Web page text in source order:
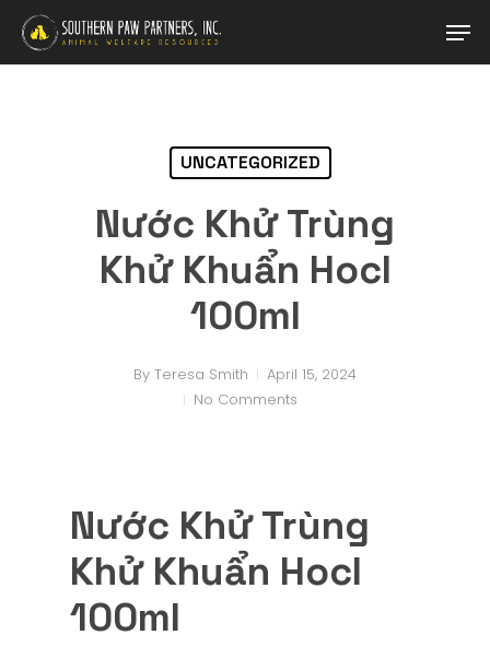
Skip
main
UNCATEGORIZED
Nước Khử Trùng
Khử Khuẩn Hocl
100ml
By Teresa Smith
April 15, 2024
No Comments
Nước Khử Trùng
Khử Khuẩn Hocl
100ml